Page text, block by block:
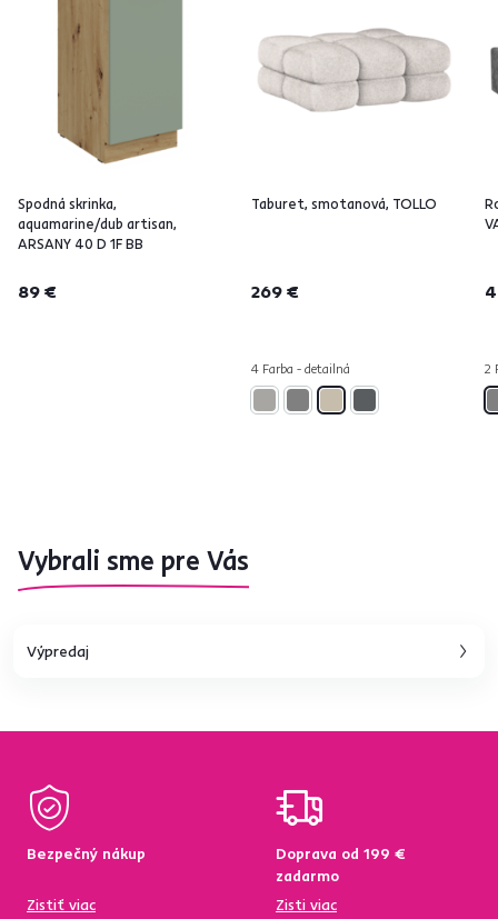
Spodná skrinka,
aquamarine/dub artisan,
ARSANY 40 D 1F BB
89 €
Taburet, smotanová, TOLLO
269 €
4 Farba - detailná 2
Vybrali sme pre Vás
Výpredaj
Bezpečný nákup
Zistiť viac
Doprava od 199 €
zadarmo
Zisti viac